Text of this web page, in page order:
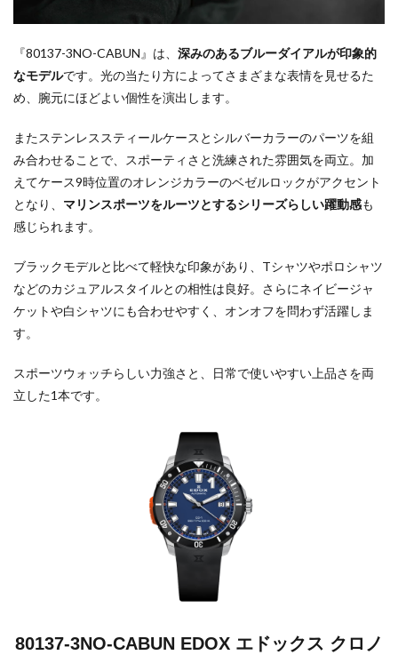
『80137-3NO-CABUN』は、 深みのあるブルーダイアルが印象的
なモデルです。光の当たり方によってさまざまな表情を見せるた
め、腕元にほどよい個性を演出します。
またステンレススティールケースとシルバーカラーのパーツを組
み合わせることで、スポーティさと洗練された雰囲気を両立。加
えてケース9時位置のオレンジカラーのベゼルロックがアクセント
となり、 マリンスポーツをルーツとするシリーズらしい躍動感も
感じられます。
ブラックモデルと比べて軽快な印象があり、Tシャツやポロシャツ
などのカジュアルスタイルとの相性は良好。さらにネイビージャ
ケットや白シャツにも合わせやすく、オンオフを問わず活躍しま
す。
スポーツウォッチらしい力強さと、日常で使いやすい上品さを両
立した1本です。
80137-3NO-CABUN EDOX エドックス クロノ